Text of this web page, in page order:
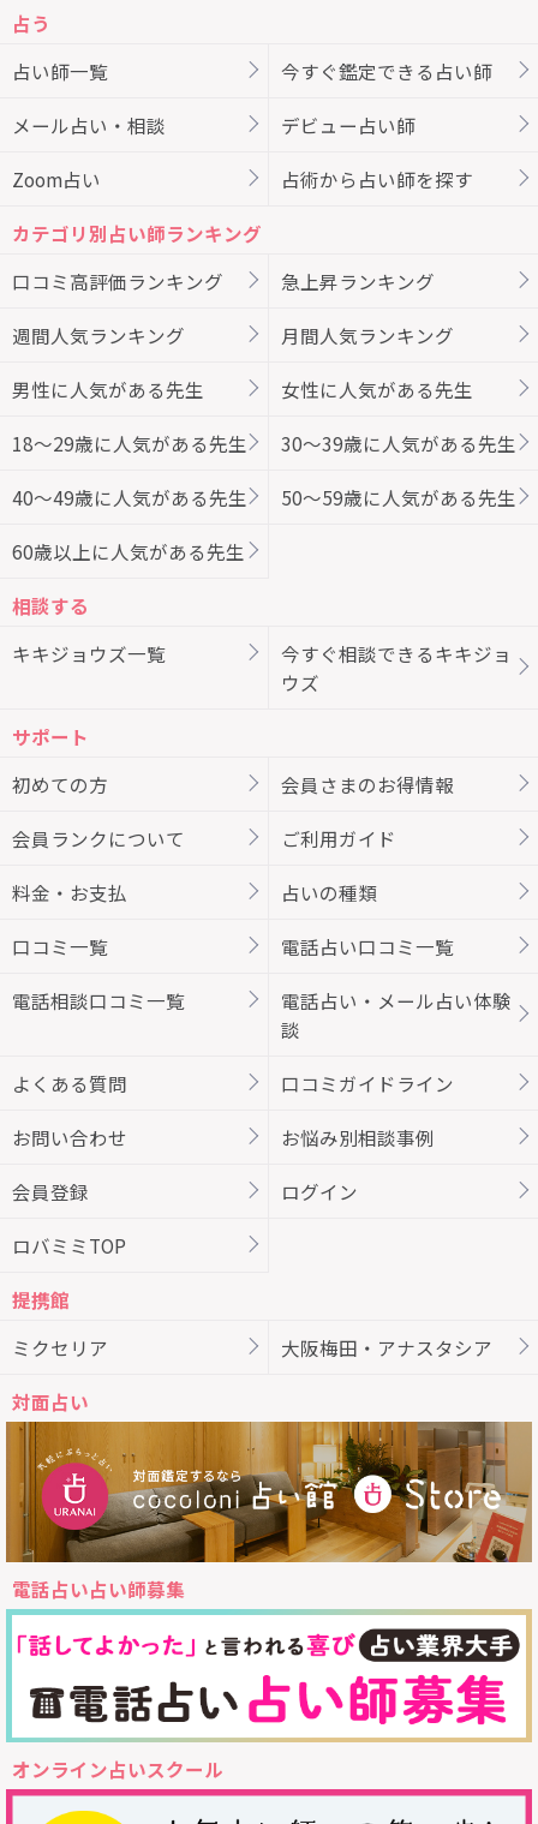
占う
占い師一覧
今すぐ鑑定できる占い師
メール占い・相談 デビュー占い師
Zoom占い 占術から占い師を探す
カテゴリ別占い師ランキング
口コミ高評価ランキング
急上昇ランキング
週間人気ランキング 月間人気ランキング
男性に人気がある先生 女性に人気がある先生
18～29歳に人気がある先生 30～39歳に人気がある先生
40～49歳に人気がある先生 50～59歳に人気がある先生
60歳以上に人気がある先生
相談する
キキジョウズ一覧
今すぐ相談できるキキジョ
ウズ
サポート
初めての方
会員さまのお得情報
会員ランクについて ご利用ガイド
料金・お支払 占いの種類
口コミ一覧 電話占い口コミ一覧
電話相談口コミ一覧
電話占い・メール占い体験
談
よくある質問 口コミガイドライン
お問い合わせ お悩み別相談事例
会員登録 ログイン
ロバミミTOP
提携館
ミクセリア
大阪梅田・アナスタシア
対面占い
電話占い占い師募集
オンライン占いスクール